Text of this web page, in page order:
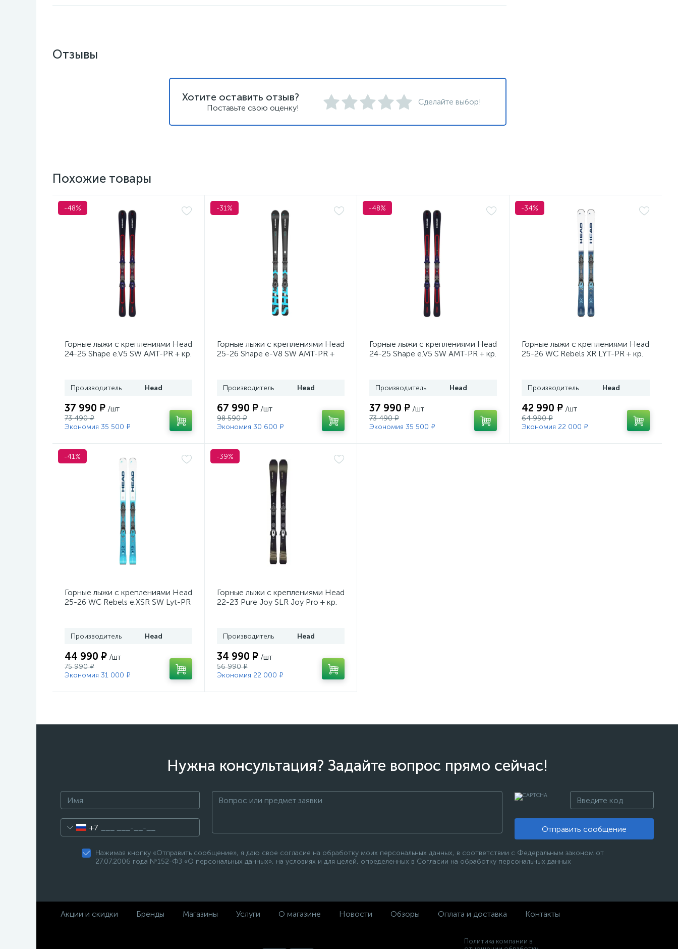
Отзывы
Хотите оставить отзыв?
Поставьте свою оценку!
Сделайте выбор!
Похожие товары
-48%
Горные лыжи с креплениями Head
24-25 Shape e.V5 SW AMT-PR + кр.
Производитель Head
37 990 ₽ /шт
73 490 ₽
Экономия 35 500 ₽
-31%
Горные лыжи с креплениями Head
25-26 Shape e-V8 SW AMT-PR +
Производитель Head
67 990 ₽ /шт
98 590 ₽
Экономия 30 600 ₽
-48%
Горные лыжи с креплениями Head
24-25 Shape e.V5 SW AMT-PR + кр.
Производитель Head
37 990 ₽ /шт
73 490 ₽
Экономия 35 500 ₽
-34%
Горные лыжи с креплениями Head
25-26 WC Rebels XR LYT-PR + кр.
Производитель Head
42 990 ₽ /шт
64 990 ₽
Экономия 22 000 ₽
-41%
Горные лыжи с креплениями Head
25-26 WC Rebels e.XSR SW Lyt-PR
Производитель Head
44 990 ₽ /шт
75 990 ₽
Экономия 31 000 ₽
-39%
Горные лыжи с креплениями Head
22-23 Pure Joy SLR Joy Pro + кр.
Производитель Head
34 990 ₽ /шт
56 990 ₽
Экономия 22 000 ₽
Нужна консультация? Задайте вопрос прямо сейчас!
+7 Отправить сообщение
Нажимая кнопку «Отправить сообщение», я даю свое согласие на обработку моих персональных данных, в соответствии с Федеральным законом от
27.07.2006 года №152-ФЗ «О персональных данных», на условиях и для целей, определенных в Согласии на обработку персональных данных
Акции и скидки Бренды Магазины Услуги О магазине Новости Обзоры Оплата и доставка Контакты
Политика компании в